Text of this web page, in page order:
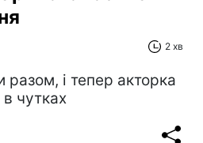
2 хв
разом, і тепер акторка
чутках